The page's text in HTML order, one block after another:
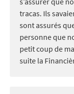
tracas. Ils
sont assurés
personne que
petit coup de
suite la